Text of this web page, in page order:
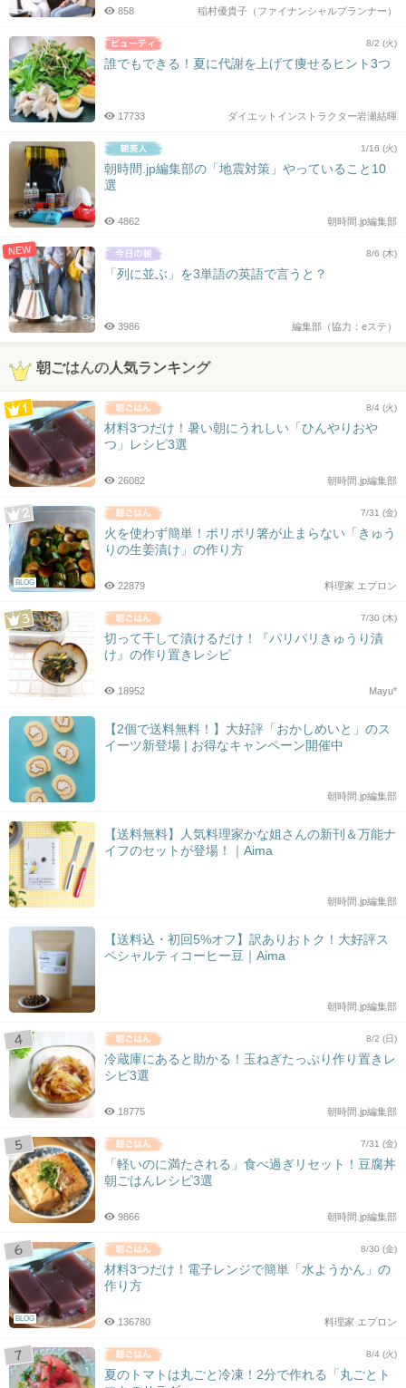
稲村優貴子（ファイナンシャルプランナー）
858
8/2 (火)
誰でもできる！夏に代謝を上げて痩せるヒント3つ
ダイエットインストラクター岩瀬結暉
17733
1/16 (火)
朝時間.jp編集部の「地震対策」やっていること10
選
朝時間.jp編集部
4862
NEW 8/6 (木)
「列に並ぶ」を3単語の英語で言うと？
編集部（協力：eステ）
3986
朝ごはんの人気ランキング
8/4 (火)
材料3つだけ！暑い朝にうれしい「ひんやりおや
つ」レシピ3選
朝時間.jp編集部
26082
BLOG
7/31 (金)
火を使わず簡単！ポリポリ箸が止まらない「きゅう
りの生姜漬け」の作り方
料理家 エプロン
22879
7/30 (木)
切って干して漬けるだけ！『パリパリきゅうり漬
け』の作り置きレシピ
Mayu*
18952
【2個で送料無料！】大好評「おかしめいと」のス
イーツ新登場 | お得なキャンペーン開催中
朝時間.jp編集部
【送料無料】人気料理家かな姐さんの新刊＆万能ナ
イフのセットが登場！｜Aima
朝時間.jp編集部
【送料込・初回5%オフ】訳ありおトク！大好評ス
ペシャルティコーヒー豆｜Aima
朝時間.jp編集部
8/2 (日)
冷蔵庫にあると助かる！玉ねぎたっぷり作り置きレ
シピ3選
朝時間.jp編集部
18775
7/31 (金)
「軽いのに満たされる」食べ過ぎリセット！豆腐丼
朝ごはんレシピ3選
朝時間.jp編集部
9866
BLOG
8/30 (金)
材料3つだけ！電子レンジで簡単「水ようかん」の
作り方
料理家 エプロン
136780
8/4 (火)
夏のトマトは丸ごと冷凍！2分で作れる「丸ごとト